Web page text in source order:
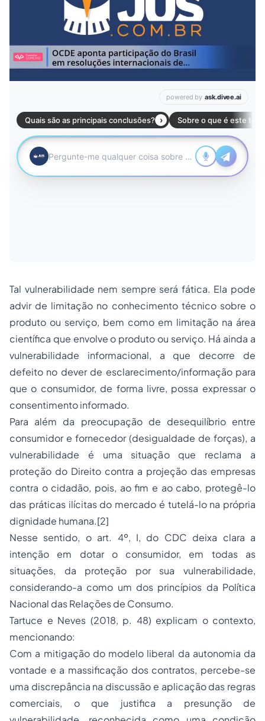
Tal vulnerabilidade nem sempre será fática. Ela pode
advir de limitação no conhecimento técnico sobre o
produto ou serviço, bem como em limitação na área
científica que envolve o produto ou serviço. Há ainda a
vulnerabilidade informacional, a que decorre de
defeito no dever de esclarecimento/informação para
que o consumidor, de forma livre, possa expressar o
consentimento informado.
Para além da preocupação de desequilíbrio entre
consumidor e fornecedor(desigualdade de forças), a
vulnerabilidade é uma situação que reclama a
proteção do Direito contra a projeção das empresas
contra o cidadão, pois, ao fim e ao cabo, protegê-lo
das práticas ilícitas do mercado é tutelá-lo na própria
dignidade humana.[2]
Nesse sentido, o art. 4º, I, do CDC deixa clara a
intenção em dotar o consumidor, em todas as
situações, da proteção por sua vulnerabilidade,
considerando-a como um dos princípios da Política
Nacional das Relações de Consumo.
Tartuce e Neves (2018, p. 48) explicam o contexto,
mencionando:
Com a mitigação do modelo liberal da autonomia da
vontade e a massificação dos contratos, percebe-se
uma discrepância na discussão e aplicação das regras
comerciais, o que justifica a presunção de